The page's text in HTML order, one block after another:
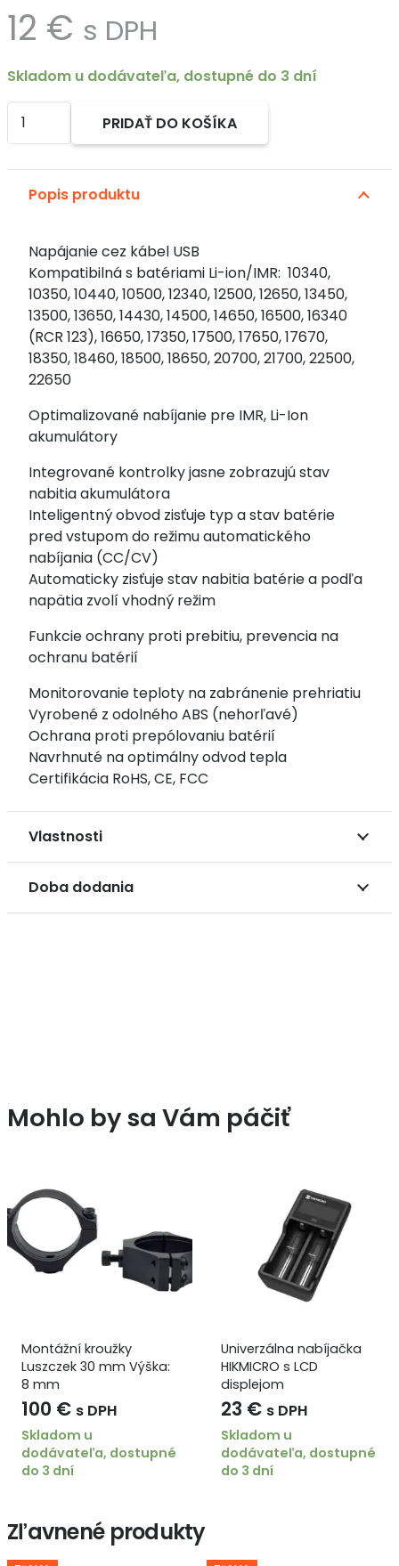
12 € s DPH
Skladom u dodávateľa, dostupné do 3 dní
množstvo
NITECORE
Inteligentná
nabíjačka
káblom
USB
pre
Ion,
IMR
akumulátory
PRIDAŤ DO KOŠÍKA
Alternative:
Popis produktu
Napájanie cez kábel USB
Kompatibilná s batériami Li-ion/IMR: 10340,
10350, 10440, 10500, 12340, 12500, 12650, 13450,
13500, 13650, 14430, 14500, 14650, 16500, 16340
(RCR 123), 16650, 17350, 17500, 17650, 17670,
18350, 18460, 18500, 18650, 20700, 21700, 22500,
22650
Optimalizované nabíjanie pre IMR, Li-Ion
akumulátory
Integrované kontrolky jasne zobrazujú stav
nabitia akumulátora
Inteligentný obvod zisťuje typ a stav batérie
pred vstupom do režimu automatického
nabíjania (CC/CV)
Automaticky zisťuje stav nabitia batérie a podľa
napätia zvolí vhodný režim
Funkcie ochrany proti prebitiu, prevencia na
ochranu batérií
Monitorovanie teploty na zabránenie prehriatiu
Vyrobené z odolného ABS (nehorľavé)
Ochrana proti prepólovaniu batérií
Navrhnuté na optimálny odvod tepla
Certifikácia RoHS, CE, FCC
Vlastnosti
Doba dodania
Mohlo by sa Vám páčiť
Montážní kroužky
Luszczek 30 mm Výška:
8 mm
100 € s DPH
Skladom u
dodávateľa, dostupné
do 3 dní
Univerzálna nabíjačka
HIKMICRO s LCD
displejom
23 € s DPH
Skladom u
dodávateľa, dostupné
do 3 dní
Zľavnené produkty